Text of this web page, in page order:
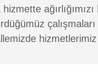
hizmette